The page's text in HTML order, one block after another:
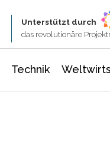
Unterstützt durch
das revolutionäre
Technik